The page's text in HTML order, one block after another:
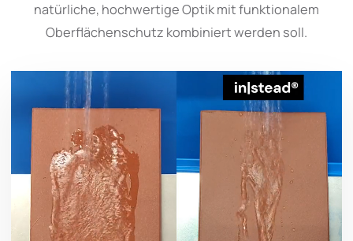
natürliche, hochwertige Optik mit funktionalem
Oberflächenschutz kombiniert werden soll.